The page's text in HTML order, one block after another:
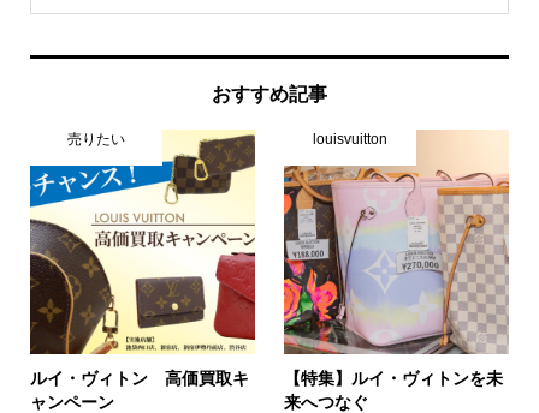
おすすめ記事
売りたい
ルイ・ヴィトン 高価買取キ
ャンペーン
louisvuitton
【特集】ルイ・ヴィトンを未
来へつなぐ